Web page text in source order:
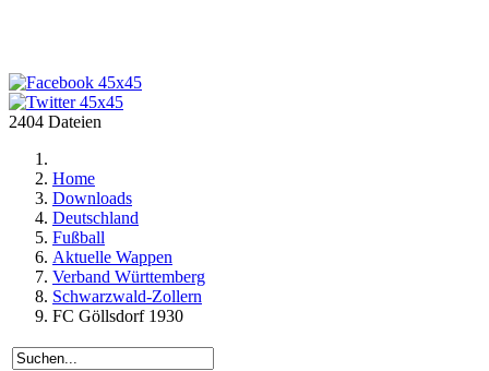
2404 Dateien
Home
Downloads
Deutschland
Fußball
Aktuelle Wappen
Verband Württemberg
Schwarzwald-Zollern
FC Göllsdorf 1930